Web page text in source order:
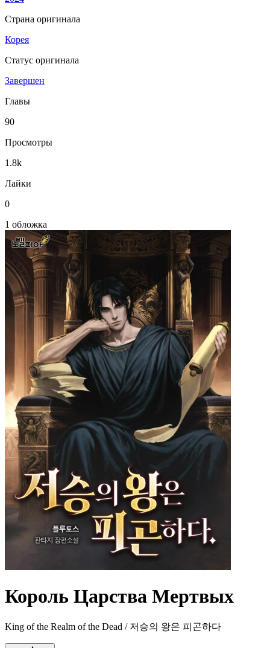
Страна оригинала
Корея
Статус оригинала
Завершен
Главы
90
Просмотры
1.8k
Лайки
0
1 обложка
Король Царства Мертвых
King of the Realm of the Dead / 저승의 왕은 피곤하다